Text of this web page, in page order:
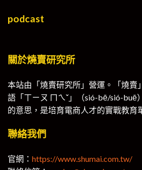
podcast
關於燒賣研究所
本站由「燒賣研究所」營運。「燒賣
語「ㄒㄧㄡ ㄇㄟˇ」（sió-bē/sió-buē
的意思，是培育電商人才的實戰教育
聯絡我們
官網： https://www.shumai.com.tw/